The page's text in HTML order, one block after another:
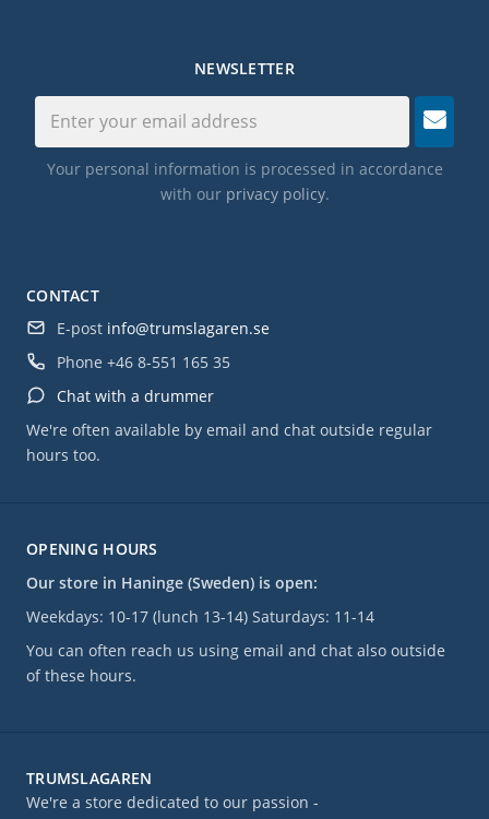
• Längd: 19".
• Material syntetiskt skal.
• Hållbar syntetisk konstruktion.
• Barnvänlig storlek och vikt.
OPENING HOURS
Our store in Haninge (Sweden) is open:
Weekdays: 10-17 (lunch 13-14) Saturdays: 11-14
You can often reach us using email and chat also outside
of these hours.
CONTACT
E-post info@trumslagaren.se
Phone +46 8-551 165 35
Chat with a drummer
We're often available by email and chat outside regular
hours too.
TRUMSLAGAREN
We're a store dedicated to our passion -
NEWSLETTER
Your personal information is processed in accordance
with our privacy policy.